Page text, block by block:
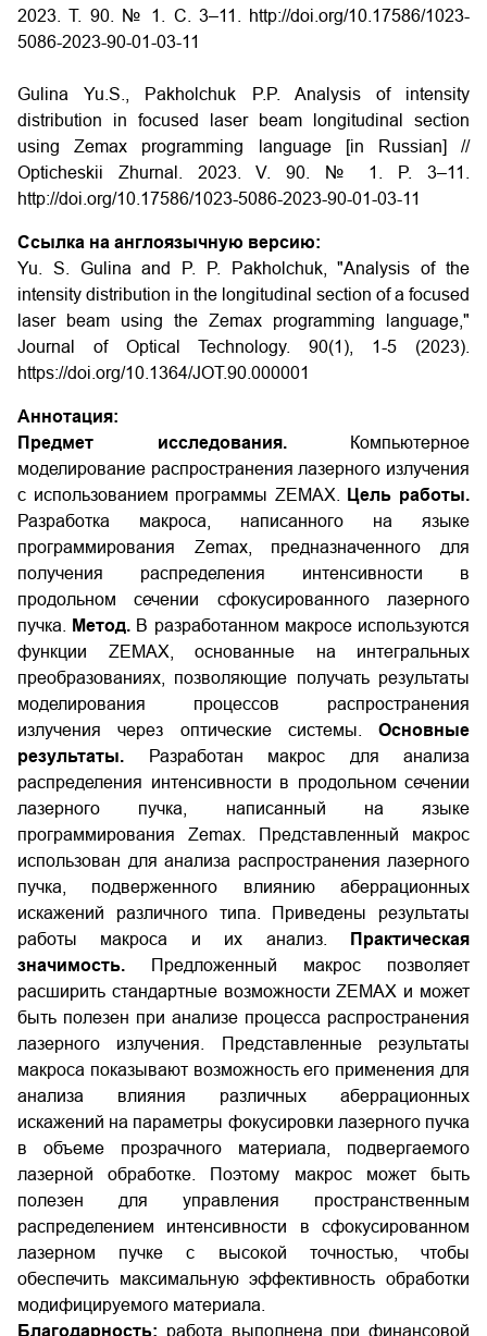
2023. Т. 90. № 1. С. 3–11. http://doi.org/10.17586/1023-
5086-2023-90-01-03-11
Gulina Yu.S., Pakholchuk P.P. Analysis of intensity
distribution in focused laser beam longitudinal section
using Zemax programming language [in Russian] //
Opticheskii Zhurnal. 2023. V. 90. № 1. P. 3–11.
http://doi.org/10.17586/1023-5086-2023-90-01-03-11
Ссылка на англоязычную версию:
Yu. S. Gulina and P. P. Pakholchuk, "Analysis of the
intensity distribution in the longitudinal section of a focused
laser beam using the Zemax programming language,"
Journal of Optical Technology. 90(1), 1-5 (2023).
https://doi.org/10.1364/JOT.90.000001
Аннотация:
Предмет исследования.
Компьютерное
моделирование распространения лазерного излучения
с использованием программы ZEMAX.
Цель работы.
Разработка макроса, написанного на языке
программирования Zemax, предназначенного для
получения распределения интенсивности в
продольном сечении сфокусированного лазерного
пучка.
Метод. В разработанном макросе используются
функции ZEMAX, основанные на интегральных
преобразованиях, позволяющие получать результаты
моделирования процессов распространения
излучения через оптические системы. Основные
результаты. Разработан макрос для анализа
распределения интенсивности в продольном сечении
лазерного пучка, написанный на языке
программирования Zemax. Представленный макрос
использован для анализа распространения лазерного
пучка, подверженного влиянию аберрационных
искажений различного типа. Приведены результаты
работы макроса и их анализ.
Практическая
значимость. Предложенный макрос позволяет
расширить стандартные возможности ZEMAX и может
быть полезен при анализе процесса распространения
лазерного излучения. Представленные результаты
макроса показывают возможность его применения для
анализа влияния различных аберрационных
искажений на параметры фокусировки лазерного пучка
в объеме прозрачного материала, подвергаемого
лазерной обработке. Поэтому макрос может быть
полезен для управления пространственным
распределением интенсивности в сфокусированном
лазерном пучке с высокой точностью, чтобы
обеспечить максимальную эффективность обработки
модифицируемого материала.
Благодарность: работа выполнена при финансовой